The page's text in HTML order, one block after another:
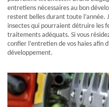
entretiens nécessaires au bon
restent belles durant toute l’année.
insectes qui pourraient détruire les
traitements adéquats. Si vous
confier l’entretien de vos haies afin
développement.